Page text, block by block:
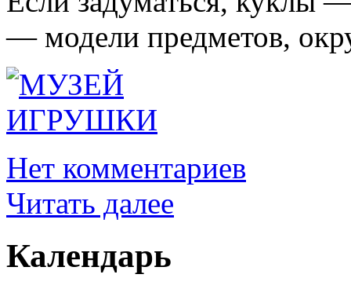
— модели предметов,
Нет комментариев
Читать далее
Календарь